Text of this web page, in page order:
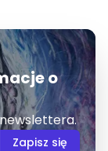
o
Zapisz się